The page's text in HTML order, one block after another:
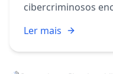
cibercriminosos
servidor Windows:
dados Oracle em
Ler mais